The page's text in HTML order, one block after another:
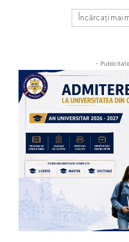
Încărcați mai
-